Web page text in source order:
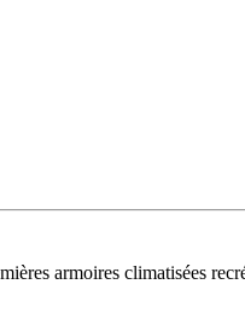
armoires climatisées